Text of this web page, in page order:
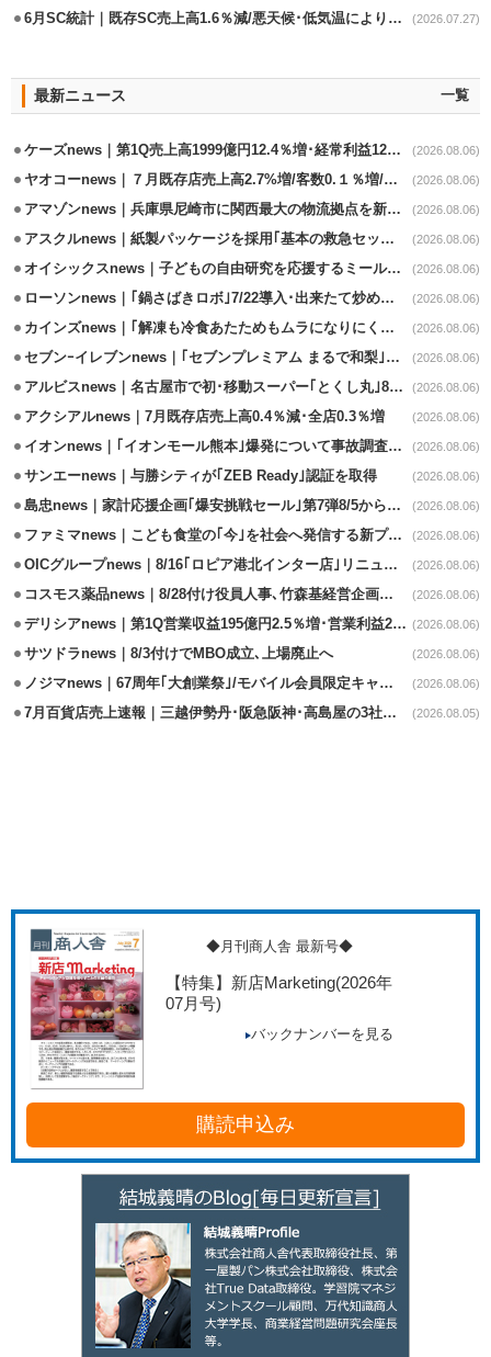
6月SC統計｜既存SC売上高1.6％減/悪天候･低気温により夏物不振 (2026.07.27)
最新ニュース 一覧
ケーズnews｜第1Q売上高1999億円12.4％増･経常利益125.0%増 (2026.08.06)
ヤオコーnews｜７月既存店売上高2.7%増/客数0.１％増/客単価2.6％増 (2026.08.06)
アマゾンnews｜兵庫県尼崎市に関西最大の物流拠点を新設・市内2拠点目 (2026.08.06)
アスクルnews｜紙製パッケージを採用｢基本の救急セット｣8/5発売 (2026.08.06)
オイシックスnews｜子どもの自由研究を応援するミールキット8/6発売 (2026.08.06)
ローソンnews｜｢鍋さばきロボ｣7/22導入･出来たて炒めメニューを提供 (2026.08.06)
カインズnews｜｢解凍も冷食あたためもムラになりにくいフラットレンジ｣発売 (2026.08.06)
セブンｰイレブンnews｜｢セブンプレミアム まるで和梨｣8/11から順次発売 (2026.08.06)
アルビスnews｜名古屋市で初･移動スーパー｢とくし丸｣8/4運行開始 (2026.08.06)
アクシアルnews｜7月既存店売上高0.4％減･全店0.3％増 (2026.08.06)
イオンnews｜｢イオンモール熊本｣爆発について事故調査委員会設置 (2026.08.06)
サンエーnews｜与勝シティが｢ZEB Ready｣認証を取得 (2026.08.06)
島忠news｜家計応援企画｢爆安挑戦セール｣第7弾8/5から開催 (2026.08.06)
ファミマnews｜こども食堂の｢今｣を社会へ発信する新プロジェクト始動 (2026.08.06)
OICグループnews｜8/16｢ロピア港北インター店｣リニューアル/食品売場拡大 (2026.08.06)
コスモス薬品news｜8/28付け役員人事､竹森基経営企画部長が昇格 (2026.08.06)
デリシアnews｜第1Q営業収益195億円2.5％増･営業利益27.8%減 (2026.08.06)
サツドラnews｜8/3付けでMBO成立､上場廃止へ (2026.08.06)
ノジマnews｜67周年｢大創業祭｣/モバイル会員限定キャンペーン実施 (2026.08.06)
7月百貨店売上速報｜三越伊勢丹･阪急阪神･高島屋の3社は増収 (2026.08.05)
◆月刊商人舎 最新号◆
【特集】新店Marketing(2026年
07月号)
バックナンバーを見る
購読申込み